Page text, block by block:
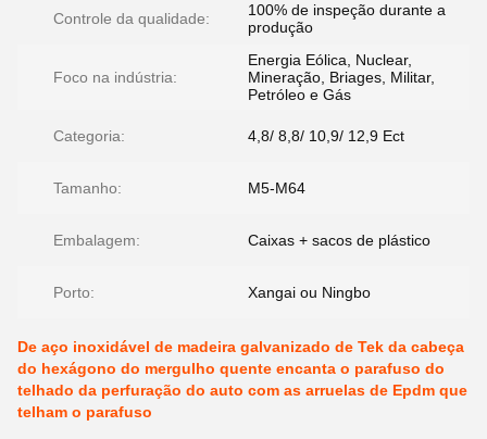
Controle da qualidade:
100% de inspeção durante a
produção
Foco na indústria:
Energia Eólica, Nuclear,
Mineração, Briages, Militar,
Petróleo e Gás
Categoria: 4,8/ 8,8/ 10,9/ 12,9 Ect
Tamanho: M5-M64
Embalagem: Caixas + sacos de plástico
Porto: Xangai ou Ningbo
De aço inoxidável de madeira galvanizado de Tek da cabeça
do hexágono do mergulho quente encanta o parafuso do
telhado da perfuração do auto com as arruelas de Epdm que
telham o parafuso